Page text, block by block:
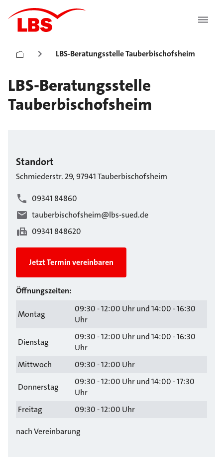
LBS-Beratungsstelle Tauberbischofsheim
LBS-Beratungsstelle
Tauberbischofsheim
Standort
Schmiederstr. 29,97941Tauberbischofsheim
09341 84860
tauberbischofsheim@lbs-sued.de
09341 848620
Jetzt Termin vereinbaren
Öffnungszeiten:
Montag
09:30 - 12:00 Uhr und 14:00 - 16:30
Uhr
Dienstag
09:30 - 12:00 Uhr und 14:00 - 16:30
Uhr
Mittwoch
09:30 - 12:00 Uhr
Donnerstag
09:30 - 12:00 Uhr und 14:00 - 17:30
Uhr
Freitag
09:30 - 12:00 Uhr
nach Vereinbarung